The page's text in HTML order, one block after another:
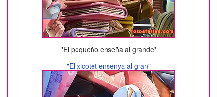
"El pequeño enseña al grande"
"El xicotet ensenya al gran"